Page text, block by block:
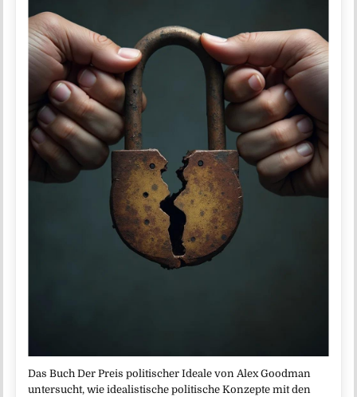
Das Buch Der Preis politischer Ideale von Alex Goodman
untersucht, wie idealistische politische Konzepte mit den